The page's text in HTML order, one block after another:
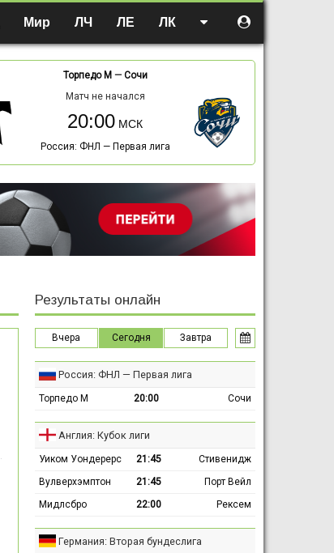
Мир ЛЧ ЛЕ ЛК
Торпедо М — Сочи
Матч не начался
20:00
Россия: ФНЛ — Первая лига
Результаты онлайн
Вчера Сегодня Завтра
Россия: ФНЛ — Первая лига
Торпедо М 20:00 Сочи
Англия: Кубок лиги
Уиком Уондерерс 21:45
Стивенидж
Вулверхэмптон
21:45
Порт Вейл
Мидлсбро
22:00 Рексем
Германия: Вторая бундеслига